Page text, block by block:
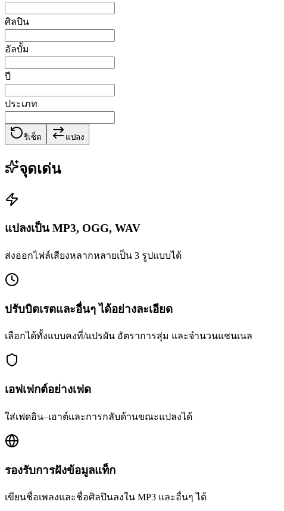
ศิลปิน
อัลบั้ม
ปี
ประเภท
รีเซ็ต แปลง
จุดเด่น
แปลงเป็น MP3, OGG, WAV
ส่งออกไฟล์เสียงหลากหลายเป็น 3 รูปแบบได้
ปรับบิตเรตและอื่นๆ ได้อย่างละเอียด
เลือกได้ทั้งแบบคงที่/แปรผัน อัตราการสุ่ม และจำนวนแชนเนล
เอฟเฟกต์อย่างเฟด
ใส่เฟดอิน–เอาต์และการกลับด้านขณะแปลงได้
รองรับการฝังข้อมูลแท็ก
เขียนชื่อเพลงและชื่อศิลปินลงใน MP3 และอื่นๆ ได้